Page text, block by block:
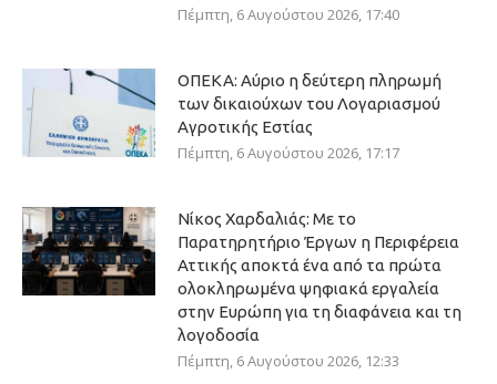
Πέμπτη, 6 Αυγούστου 2026, 17:40
ΟΠΕΚΑ: Αύριο η δεύτερη πληρωμή
των δικαιούχων του Λογαριασμού
Αγροτικής Εστίας
Πέμπτη, 6 Αυγούστου 2026, 17:17
Νίκος Χαρδαλιάς: Με το
Παρατηρητήριο Έργων η Περιφέρεια
Αττικής αποκτά ένα από τα πρώτα
ολοκληρωμένα ψηφιακά εργαλεία
στην Ευρώπη για τη διαφάνεια και τη
λογοδοσία
Πέμπτη, 6 Αυγούστου 2026, 12:33